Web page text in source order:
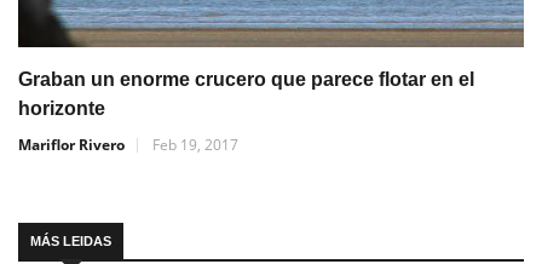
Graban un enorme crucero que parece flotar en el
horizonte
Mariflor Rivero
Feb 19, 2017
MÁS LEIDAS